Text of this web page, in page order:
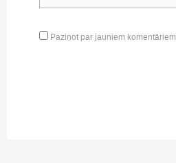
Paziņot par jauniem komentāriem